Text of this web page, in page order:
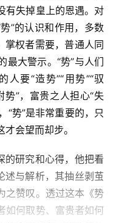
有失掉皇上的恩遇。对
”的认识和作用，多数
掌权者需要，普通人同
最大警示。“势”与人们
要“造势”“用势”“驭
”，富贵之人担心“失
“势”是非常重要的，只
会望而却步。
的研究和心得，他把看
述与解析，其抽丝剥茧
之赞叹。透过这本《势
如何取势、富贵者如何